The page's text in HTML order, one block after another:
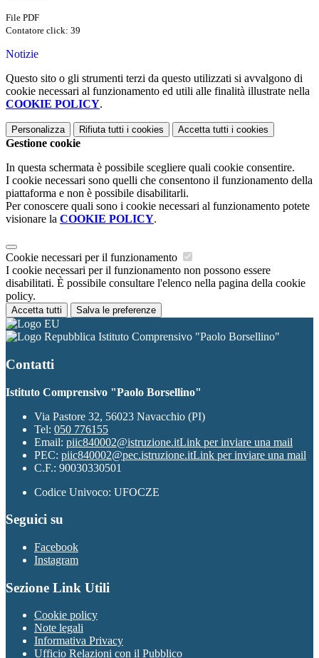
File PDF
Contatore click: 39
Notizie
Questo sito o gli strumenti terzi da questo utilizzati si avvalgono di
cookie necessari al funzionamento ed utili alle finalità illustrate nella
COOKIE POLICY.
Personalizza Rifiuta tutti i cookies Accetta tutti i cookies
Gestione cookie
In questa schermata è possibile scegliere quali cookie consentire.
I cookie necessari sono quelli che consentono il funzionamento della
piattaforma e non è possibile disabilitarli.
Per conoscere quali sono i cookie necessari al funzionamento potete
visionare la COOKIE POLICY.
Cookie necessari per il funzionamento
I cookie necessari per il funzionamento non possono essere
disabilitati. È possibile consultare l'elenco nella pagina della cookie
policy.
Accetta tutti Salva le preferenze
Istituto Comprensivo "Paolo Borsellino"
Contatti
Istituto Comprensivo "Paolo Borsellino"
Via Pastore 32, 56023 Navacchio (PI)
Tel: 050 776155
Email: piic840002@istruzione.itLink per inviare una mail
PEC: piic840002@pec.istruzione.itLink per inviare una mail
C.F.: 90030330501
Codice Univoco: UFOCZE
Seguici su
Facebook
Instagram
Sezione Link Utili
Cookie policy
Note legali
Informativa Privacy
Ufficio Relazioni con il Pubblico